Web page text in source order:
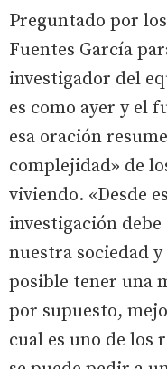
Preguntado por
Fuentes García
investigador del
es como ayer y el
esa oración
complejidad» de
viviendo. «Desde
investigación
nuestra sociedad y
posible tener una
por supuesto,
cual es uno de los